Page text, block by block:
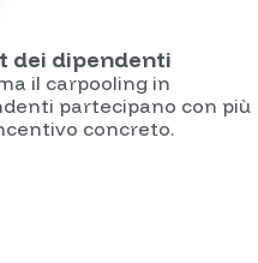
dei dipendenti
il carpooling in
partecipano con più
concreto.